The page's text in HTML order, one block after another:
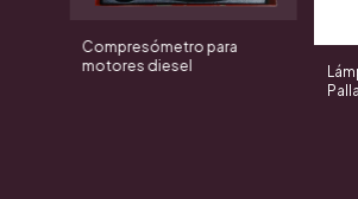
Compresómetro para
motores diesel